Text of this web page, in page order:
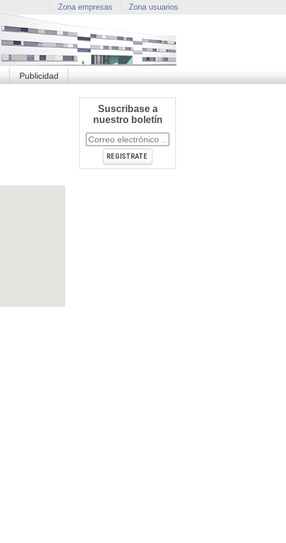
Zona usuarios
Zona empresas
Publicidad
Suscribase a
nuestro boletín
REGISTRATE